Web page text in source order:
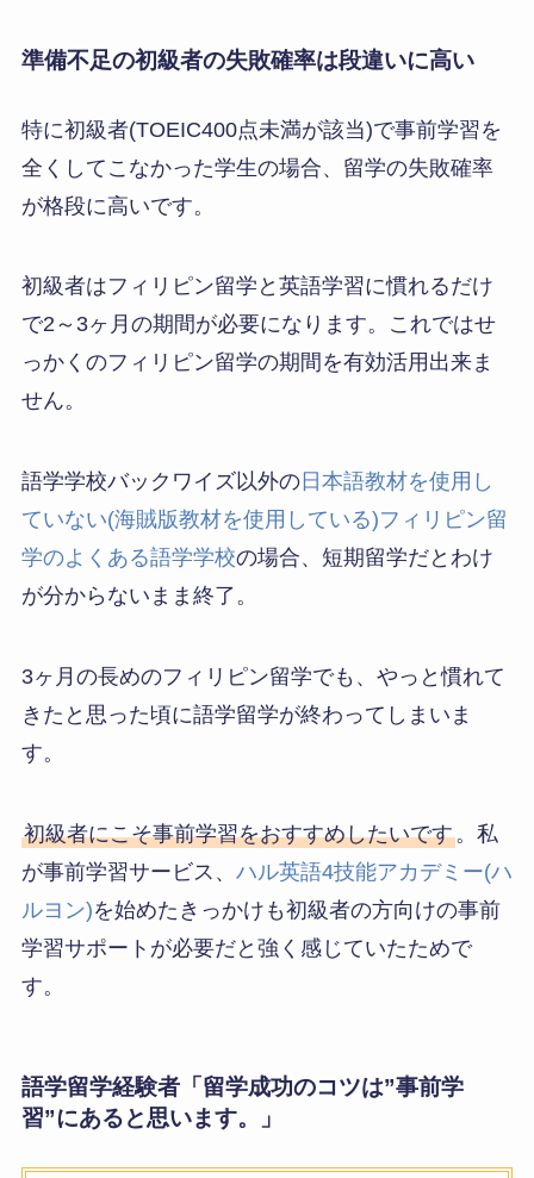
準備不足の初級者の失敗確率は段違いに高い
特に初級者(TOEIC400点未満が該当)で事前学習を
全くしてこなかった学生の場合、留学の失敗確率
が格段に高いです。
初級者はフィリピン留学と英語学習に慣れるだけ
で2～3ヶ月の期間が必要になります。これではせ
っかくのフィリピン留学の期間を有効活用出来ま
せん。
語学学校バックワイズ以外の日本語教材を使用し
ていない(海賊版教材を使用している)フィリピン留
学のよくある語学学校の場合、短期留学だとわけ
が分からないまま終了。
3ヶ月の長めのフィリピン留学でも、やっと慣れて
きたと思った頃に語学留学が終わってしまいま
す。
初級者にこそ事前学習をおすすめしたいです。私
が事前学習サービス、 ハル英語4技能アカデミー(ハ
ルヨン)を始めたきっかけも初級者の方向けの事前
学習サポートが必要だと強く感じていたためで
す。
語学留学経験者「留学成功のコツは”事前学
習”にあると思います。」